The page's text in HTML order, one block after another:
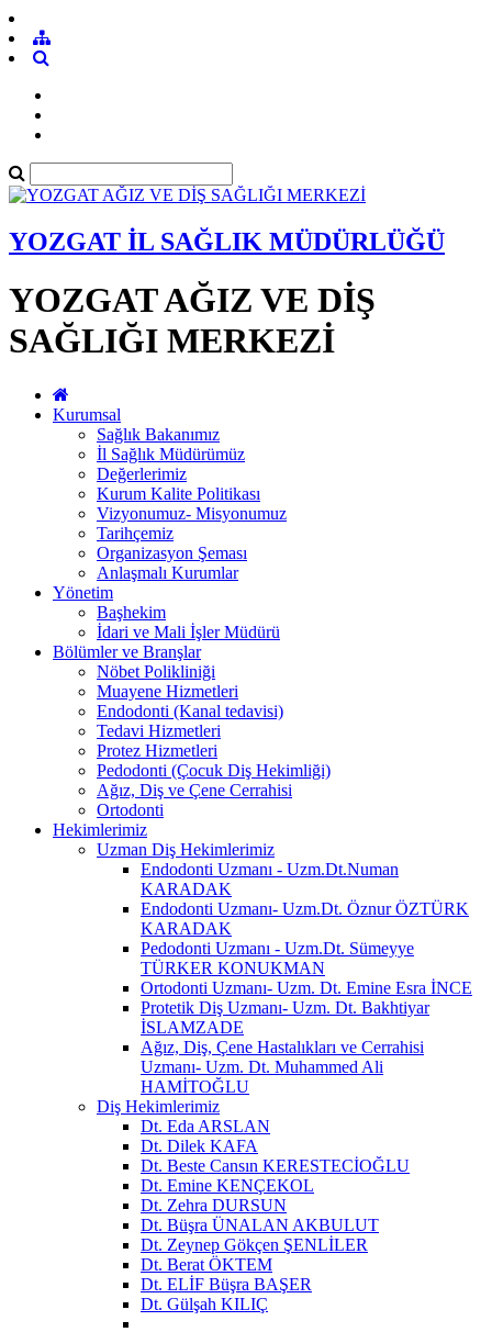
YOZGAT İL SAĞLIK MÜDÜRLÜĞÜ
YOZGAT AĞIZ VE DİŞ
SAĞLIĞI MERKEZİ
Kurumsal
Sağlık Bakanımız
İl Sağlık Müdürümüz
Değerlerimiz
Kurum Kalite Politikası
Vizyonumuz- Misyonumuz
Tarihçemiz
Organizasyon Şeması
Anlaşmalı Kurumlar
Yönetim
Başhekim
İdari ve Mali İşler Müdürü
Bölümler ve Branşlar
Nöbet Polikliniği
Muayene Hizmetleri
Endodonti (Kanal tedavisi)
Tedavi Hizmetleri
Protez Hizmetleri
Pedodonti (Çocuk Diş Hekimliği)
Ağız, Diş ve Çene Cerrahisi
Ortodonti
Hekimlerimiz
Uzman Diş Hekimlerimiz
Endodonti Uzmanı - Uzm.Dt.Numan
KARADAK
Endodonti Uzmanı- Uzm.Dt. Öznur ÖZTÜRK
KARADAK
Pedodonti Uzmanı - Uzm.Dt. Sümeyye
TÜRKER KONUKMAN
Ortodonti Uzmanı- Uzm. Dt. Emine Esra İNCE
Protetik Diş Uzmanı- Uzm. Dt. Bakhtiyar
İSLAMZADE
Ağız, Diş, Çene Hastalıkları ve Cerrahisi
Uzmanı- Uzm. Dt. Muhammed Ali
HAMİTOĞLU
Diş Hekimlerimiz
Dt. Eda ARSLAN
Dt. Dilek KAFA
Dt. Beste Cansın KERESTECİOĞLU
Dt. Emine KENÇEKOL
Dt. Zehra DURSUN
Dt. Büşra ÜNALAN AKBULUT
Dt. Zeynep Gökçen ŞENLİLER
Dt. Berat ÖKTEM
Dt. ELİF Büşra BAŞER
Dt. Gülşah KILIÇ